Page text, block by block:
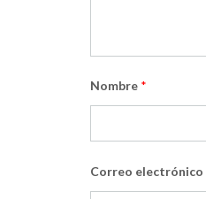
Nombre *
Correo electrónico